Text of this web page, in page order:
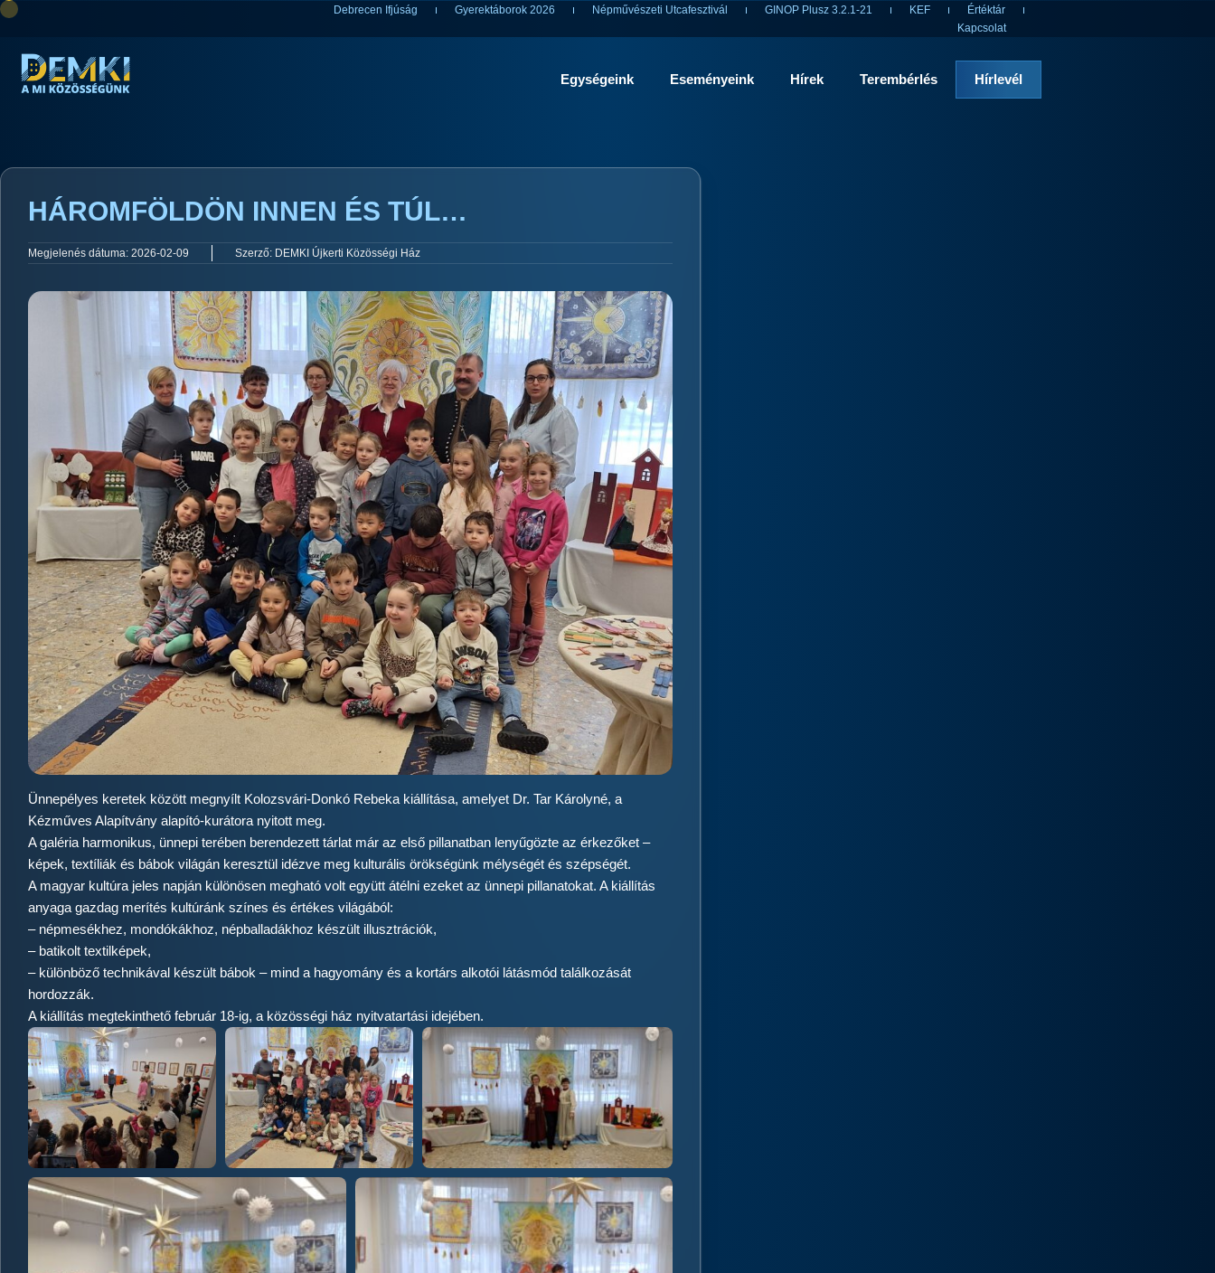
Debrecen Ifjúság Gyerektáborok 2026 Népművészeti Utcafesztivál GINOP Plusz 3.2.1-21 KEF
Értéktár
Kapcsolat
Egységeink Eseményeink Hírek Terembérlés Hírlevél
HÁROMFÖLDÖN INNEN ÉS TÚL…
Megjelenés dátuma: 2026-02-09 Szerző: DEMKI Újkerti Közösségi Ház
Ünnepélyes keretek között megnyílt Kolozsvári-Donkó Rebeka kiállítása, amelyet Dr. Tar Károlyné, a
Kézműves Alapítvány alapító-kurátora nyitott meg.
A galéria harmonikus, ünnepi terében berendezett tárlat már az első pillanatban lenyűgözte az érkezőket –
képek, textíliák és bábok világán keresztül idézve meg kulturális örökségünk mélységét és szépségét.
A magyar kultúra jeles napján különösen megható volt együtt átélni ezeket az ünnepi pillanatokat. A kiállítás
anyaga gazdag merítés kultúránk színes és értékes világából:
– népmesékhez, mondókákhoz, népballadákhoz készült illusztrációk,
– batikolt textilképek,
– különböző technikával készült bábok – mind a hagyomány és a kortárs alkotói látásmód találkozását
hordozzák.
A kiállítás megtekinthető február 18-ig, a közösségi ház nyitvatartási idejében.